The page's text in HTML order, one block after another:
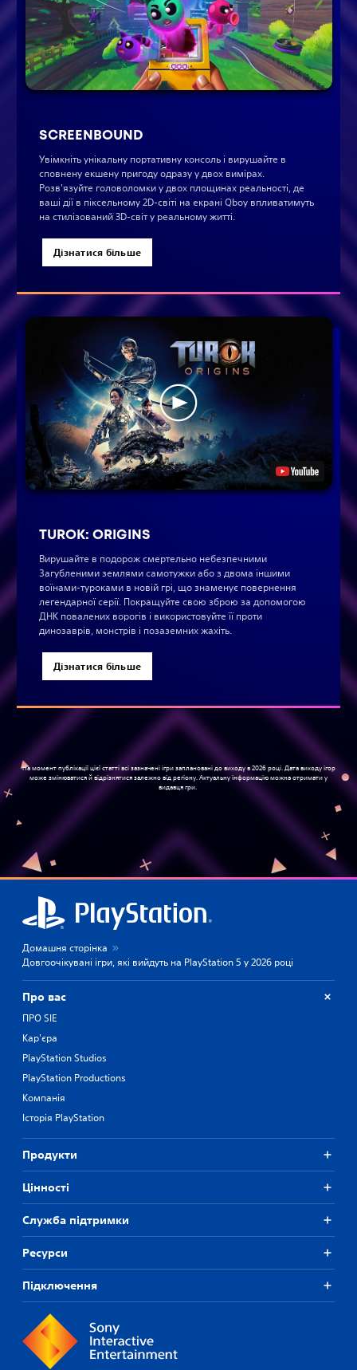
SCREENBOUND
Увімкніть унікальну портативну консоль і вирушайте в
сповнену екшену пригоду одразу у двох вимірах.
Розв'язуйте головоломки у двох площинах реальності, де
ваші дії в піксельному 2D-світі на екрані Qboy впливатимуть
на стилізований 3D-світ у реальному житті.
Дізнатися більше
TUROK: ORIGINS
Вирушайте в подорож смертельно небезпечними
Загубленими землями самотужки або з двома іншими
воїнами-туроками в новій грі, що знаменує повернення
легендарної серії. Покращуйте свою зброю за допомогою
ДНК повалених ворогів і використовуйте її проти
динозаврів, монстрів і позаземних жахіть.
Дізнатися більше
На момент публікації цієї статті всі зазначені ігри заплановані до виходу в 2026 році. Дата виходу ігор
може змінюватися й відрізнятися залежно від регіону. Актуальну інформацію можна отримати у
видавця гри.
Домашня сторінка
Довгоочікувані ігри, які вийдуть на PlayStation 5 у 2026 році
Про вас
ПРО SIE
Кар'єра
PlayStation Studios
PlayStation Productions
Компанія
Історія PlayStation
Продукти
Цiнностi
Служба підтримки
Ресурси
Підключення